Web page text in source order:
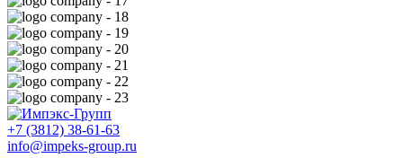
+7 (3812) 38-61-63
info@impeks-group.ru